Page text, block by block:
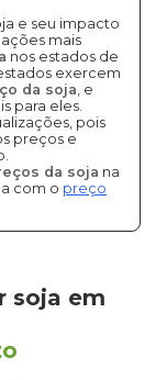
e seu impacto
mais
nos estados de
exercem
da soja, e
para eles.
pois
preços e
da soja na
com o preço
soja em